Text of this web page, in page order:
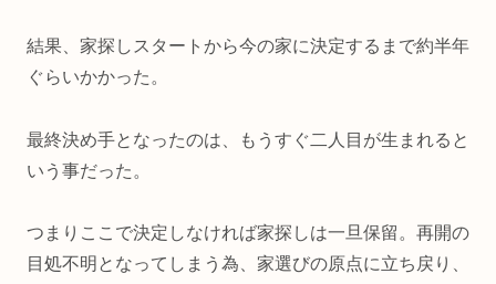
結果、家探しスタートから今の家に決定するまで約半年
ぐらいかかった。
最終決め手となったのは、もうすぐ二人目が生まれると
いう事だった。
つまりここで決定しなければ家探しは一旦保留。再開の
目処不明となってしまう為、家選びの原点に立ち戻り、